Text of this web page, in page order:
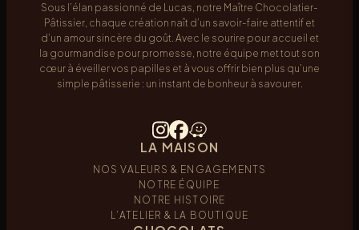
Sous l’élan passionné de Lucas, notre Maître Chocolatier-
Pâtissier, chaque création naît d’un savoir-faire attentif et
d’un amour sincère du goût. Avec le sourire pour accueil et
la gourmandise pour promesse, notre équipe met tout son
cœur à éveiller vos papilles et à vous offrir bien plus qu’une
simple pâtisserie : un instant de bonheur à savourer.
LA MAISON
NOS VALEURS & ENGAGEMENTS
NOTRE ÉQUIPE
NOTRE HISTOIRE
L’ATELIER & LA BOUTIQUE